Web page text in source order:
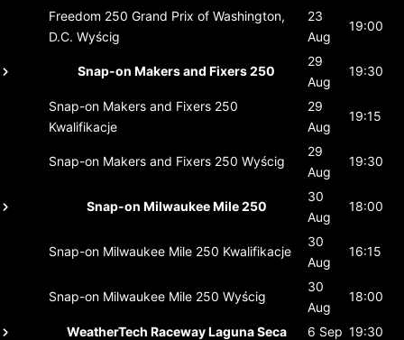
Freedom 250 Grand Prix of Washington,
D.C. Wyścig
23
Aug
19:00
Snap-on Makers and Fixers 250
29
Aug
19:30
Snap-on Makers and Fixers 250
Kwalifikacje
29
Aug
19:15
Snap-on Makers and Fixers 250 Wyścig
29
Aug
19:30
Snap-on Milwaukee Mile 250
30
Aug
18:00
Snap-on Milwaukee Mile 250 Kwalifikacje
30
Aug
16:15
Snap-on Milwaukee Mile 250 Wyścig
30
Aug
18:00
WeatherTech Raceway Laguna Seca 6 Sep 19:30